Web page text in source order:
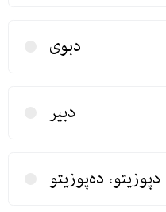
دبوی
دبیر
دپوزیتو، ده‌پوزیتو